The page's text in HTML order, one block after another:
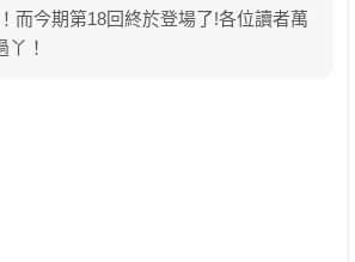
而今期第18回終於登場了!各位讀者萬
丫！